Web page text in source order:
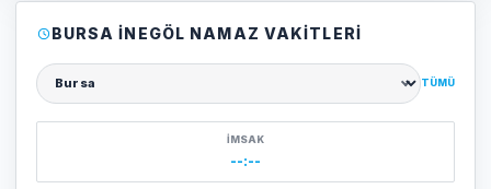
BURSA İNEGÖL NAMAZ VAKITLERI
Şehir seçin
TÜMÜ
İMSAK
--:--